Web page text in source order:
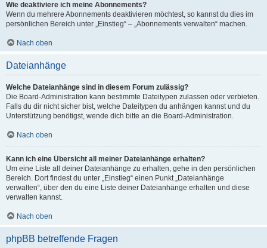
Wie deaktiviere ich meine Abonnements?
Wenn du mehrere Abonnements deaktivieren möchtest, so kannst du dies im
persönlichen Bereich unter „Einstieg“ – „Abonnements verwalten“ machen.
Nach oben
Dateianhänge
Welche Dateianhänge sind in diesem Forum zulässig?
Die Board-Administration kann bestimmte Dateitypen zulassen oder verbieten.
Falls du dir nicht sicher bist, welche Dateitypen du anhängen kannst und du
Unterstützung benötigst, wende dich bitte an die Board-Administration.
Nach oben
Kann ich eine Übersicht all meiner Dateianhänge erhalten?
Um eine Liste all deiner Dateianhänge zu erhalten, gehe in den persönlichen
Bereich. Dort findest du unter „Einstieg“ einen Punkt „Dateianhänge
verwalten“, über den du eine Liste deiner Dateianhänge erhalten und diese
verwalten kannst.
Nach oben
phpBB betreffende Fragen